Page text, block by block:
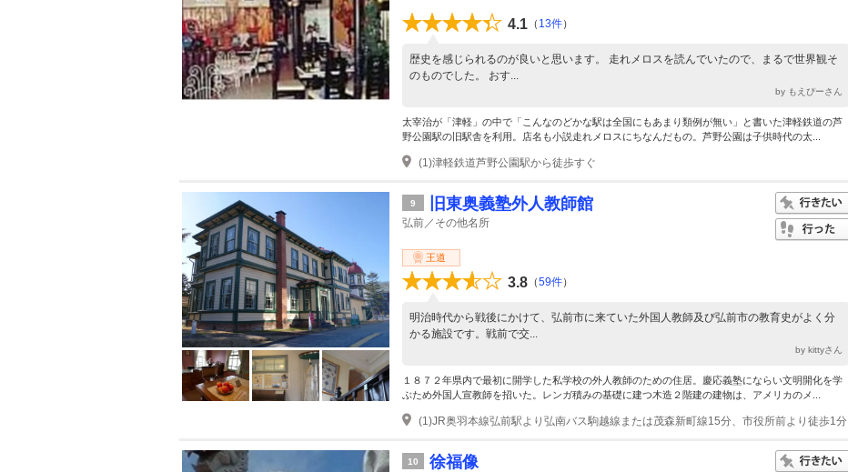
4.1 （ 13件）
歴史を感じられるのが良いと思います。 走れメロスを読んでいたので、まるで世界観そ
のものでした。 おす...
by もえぴーさん
太宰治が「津軽」の中で「こんなのどかな駅は全国にもあまり類例が無い」と書いた津軽鉄道の芦
野公園駅の旧駅舎を利用。店名も小説走れメロスにちなんだもの。芦野公園は子供時代の太...
(1)津軽鉄道芦野公園駅から徒歩すぐ
9 旧東奥義塾外人教師館
弘前／その他名所
王道
3.8 （59件）
明治時代から戦後にかけて、弘前市に来ていた外国人教師及び弘前市の教育史がよく分
かる施設です。戦前で交...
by kittyさん
１８７２年県内で最初に開学した私学校の外人教師のための住居。慶応義塾にならい文明開化を学
ぶため外国人宣教師を招いた。レンガ積みの基礎に建つ木造２階建の建物は、アメリカのメ...
(1)JR奥羽本線弘前駅より弘南バス駒越線または茂森新町線15分、市役所前より徒歩1分
10 徐福像